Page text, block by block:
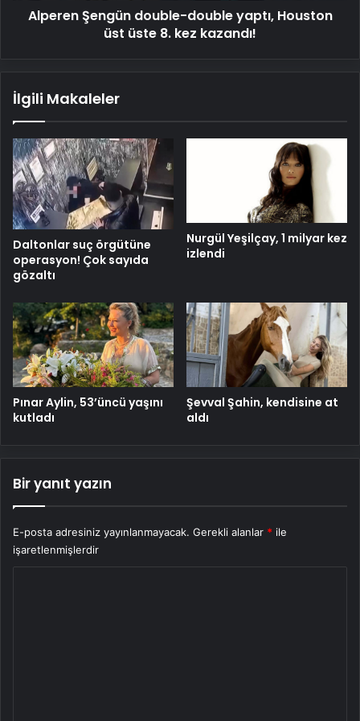
kezAlperen Şengün double-double yaptı, Houston
üst üste 8. kez kazandı!
İlgili Makaleler
Daltonlar suç örgütüne
operasyon! Çok sayıda
gözaltı
Nurgül Yeşilçay, 1 milyar kez
izlendi
Pınar Aylin, 53’üncü yaşını
kutladı
Şevval Şahin, kendisine at
aldı
Bir yanıt yazın
E-posta adresiniz yayınlanmayacak. Gerekli alanlar * ile
işaretlenmişlerdir